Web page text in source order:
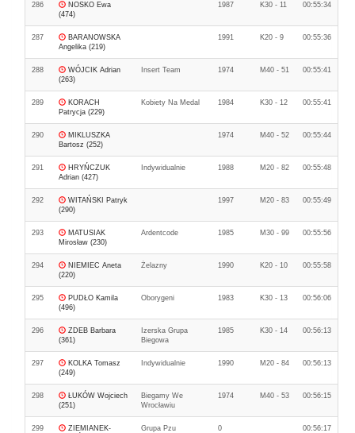
286
NOSKO Ewa
(474)
1987 K30 - 11 00:55:34
287
BARANOWSKA
Angelika (219)
1991 K20 - 9 00:55:36
288
WÓJCIK Adrian
(263)
Insert Team 1974 M40 - 51 00:55:41
289
KORACH
Patrycja (229)
Kobiety Na Medal 1984 K30 - 12 00:55:41
290
MIKLUSZKA
Bartosz (252)
1974 M40 - 52 00:55:44
291
HRYŃCZUK
Adrian (427)
Indywidualnie 1988 M20 - 82 00:55:48
292
WITAŃSKI Patryk
(290)
1997 M20 - 83 00:55:49
293
MATUSIAK
Mirosław (230)
Ardentcode 1985 M30 - 99 00:55:56
294
NIEMIEC Aneta
(220)
Żelazny 1990 K20 - 10 00:55:58
295
PUDŁO Kamila
(496)
Oborygeni 1983 K30 - 13 00:56:06
296
ZDEB Barbara
(361)
Izerska Grupa
Biegowa
1985 K30 - 14 00:56:13
297
KOLKA Tomasz
(249)
Indywidualnie 1990 M20 - 84 00:56:13
298
ŁUKÓW Wojciech
(251)
Biegamy We
Wrocławiu
1974 M40 - 53 00:56:15
299
ZIEMIANEK-
Grupa Pzu 0 00:56:17